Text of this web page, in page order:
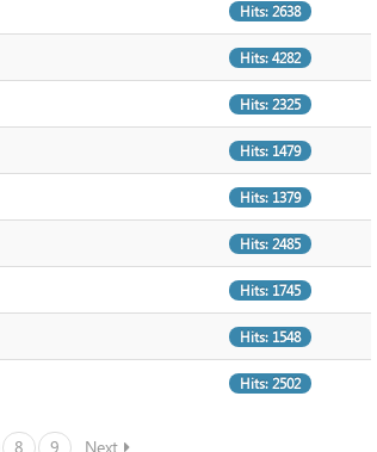
Hits: 2638
Hits: 4282
Hits: 2325
Hits: 1479
Hits: 1379
Hits: 2485
Hits: 1745
Hits: 1548
Hits: 2502
8 9 Next